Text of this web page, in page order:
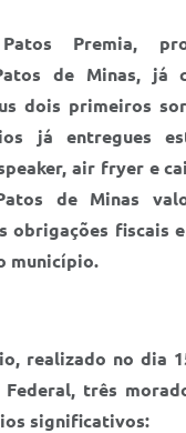
Premia,
de Minas, já
dois primeiros
já entregues
air fryer e
de Minas
obrigações fiscais
município.
realizado no dia
três
significativos: